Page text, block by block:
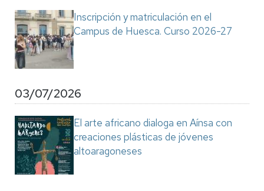
Inscripción y matriculación en el
Campus de Huesca. Curso 2026-27
03/07/2026
El arte africano dialoga en Aínsa con
creaciones plásticas de jóvenes
altoaragoneses